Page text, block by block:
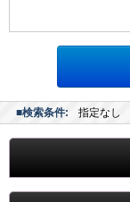
そうすることで、旅
◇忍者修行の森「忍者
◇名張界隈まで車で約
■検索条件: 指定なし